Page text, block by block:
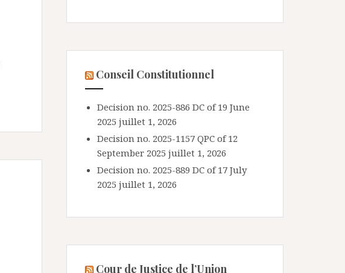
Conseil Constitutionnel
Decision no. 2025-886 DC of 19 June
2025 juillet 1, 2026
Decision no. 2025-1157 QPC of 12
September 2025 juillet 1, 2026
Decision no. 2025-889 DC of 17 July
2025 juillet 1, 2026
Cour de Justice de l’Union